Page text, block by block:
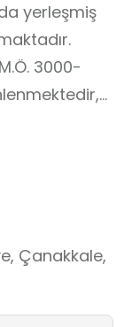
yerleşmiş
3000-
burada
çok
ile Avrupa ve
Çanakkale,